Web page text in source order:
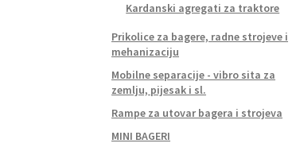
Kardanski agregati za traktore
Prikolice za bagere, radne strojeve i
mehanizaciju
Mobilne separacije - vibro sita za
zemlju, pijesak i sl.
Rampe za utovar bagera i strojeva
MINI BAGERI